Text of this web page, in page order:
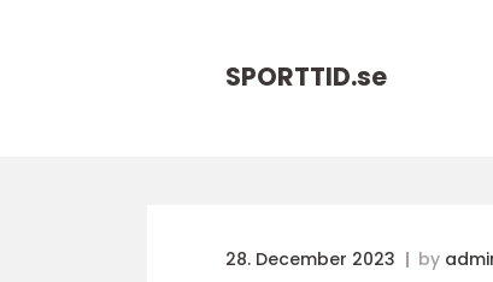
SPORTTID.se
28. December 2023 by